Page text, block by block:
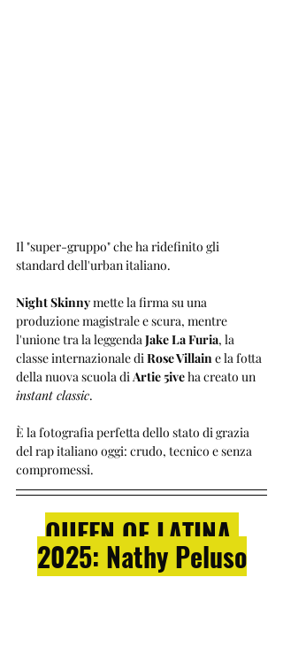
Il "super-gruppo" che ha ridefinito gli
standard dell'urban italiano.
Night Skinny mette la firma su una
produzione magistrale e scura, mentre
l'unione tra la leggenda Jake La Furia, la
classe internazionale di Rose Villain e la fotta
della nuova scuola di Artie 5ive ha creato un
instant classic.
È la fotografia perfetta dello stato di grazia
del rap italiano oggi: crudo, tecnico e senza
compromessi.
QUEEN OF LATINA
2025: Nathy Peluso